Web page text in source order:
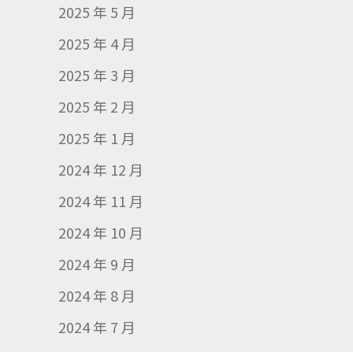
2025 年 5 月
2025 年 4 月
2025 年 3 月
2025 年 2 月
2025 年 1 月
2024 年 12 月
2024 年 11 月
2024 年 10 月
2024 年 9 月
2024 年 8 月
2024 年 7 月